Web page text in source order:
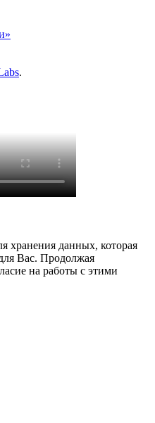
.
хранения данных, которая
Вас. Продолжая
на работы с этими